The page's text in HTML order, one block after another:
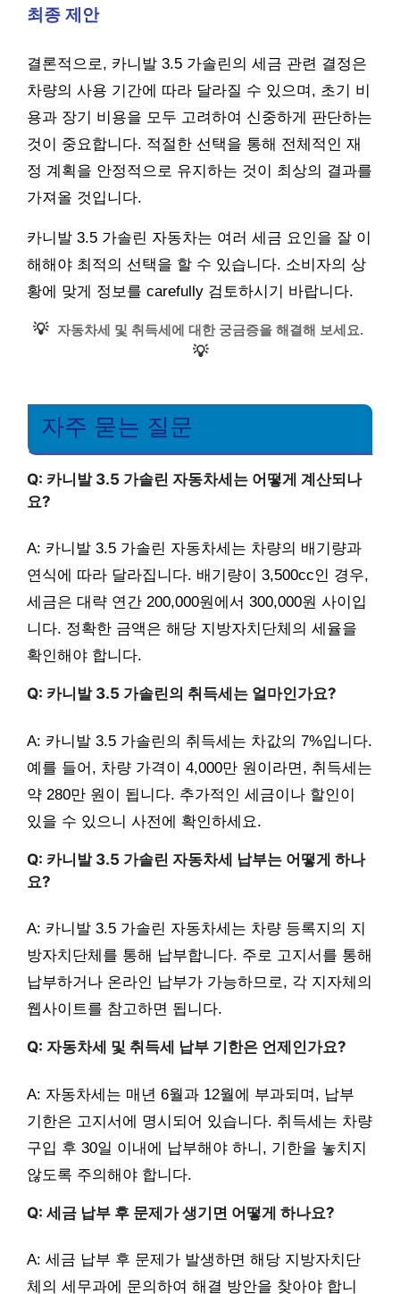
최종 제안
결론적으로, 카니발 3.5 가솔린의 세금 관련 결정은
차량의 사용 기간에 따라 달라질 수 있으며, 초기 비
용과 장기 비용을 모두 고려하여 신중하게 판단하는
것이 중요합니다. 적절한 선택을 통해 전체적인 재
정 계획을 안정적으로 유지하는 것이 최상의 결과를
가져올 것입니다.
카니발 3.5 가솔린 자동차는 여러 세금 요인을 잘 이
해해야 최적의 선택을 할 수 있습니다. 소비자의 상
황에 맞게 정보를 carefully 검토하시기 바랍니다.
💡 자동차세 및 취득세에 대한 궁금증을 해결해 보세요.
💡
자주 묻는 질문
Q: 카니발 3.5 가솔린 자동차세는 어떻게 계산되나
요?
A: 카니발 3.5 가솔린 자동차세는 차량의 배기량과
연식에 따라 달라집니다. 배기량이 3,500cc인 경우,
세금은 대략 연간 200,000원에서 300,000원 사이입
니다. 정확한 금액은 해당 지방자치단체의 세율을
확인해야 합니다.
Q: 카니발 3.5 가솔린의 취득세는 얼마인가요?
A: 카니발 3.5 가솔린의 취득세는 차값의 7%입니다.
예를 들어, 차량 가격이 4,000만 원이라면, 취득세는
약 280만 원이 됩니다. 추가적인 세금이나 할인이
있을 수 있으니 사전에 확인하세요.
Q: 카니발 3.5 가솔린 자동차세 납부는 어떻게 하나
요?
A: 카니발 3.5 가솔린 자동차세는 차량 등록지의 지
방자치단체를 통해 납부합니다. 주로 고지서를 통해
납부하거나 온라인 납부가 가능하므로, 각 지자체의
웹사이트를 참고하면 됩니다.
Q: 자동차세 및 취득세 납부 기한은 언제인가요?
A: 자동차세는 매년 6월과 12월에 부과되며, 납부
기한은 고지서에 명시되어 있습니다. 취득세는 차량
구입 후 30일 이내에 납부해야 하니, 기한을 놓치지
않도록 주의해야 합니다.
Q: 세금 납부 후 문제가 생기면 어떻게 하나요?
A: 세금 납부 후 문제가 발생하면 해당 지방자치단
체의 세무과에 문의하여 해결 방안을 찾아야 합니